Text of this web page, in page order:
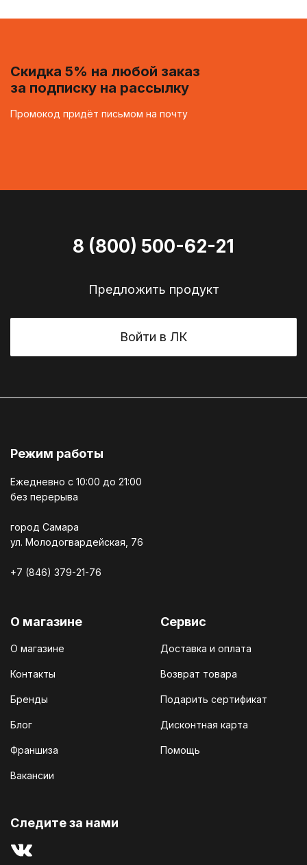
Скидка 5% на любой заказ
за подписку на рассылку
Промокод придёт письмом на почту
8 (800) 500-62-21
Предложить продукт
Войти в ЛК
Режим работы
Ежедневно c 10:00 до 21:00
без перерыва
город Самара
ул. Молодогвардейская, 76
+7 (846) 379-21-76
О магазине
О магазине
Контакты
Бренды
Блог
Франшиза
Вакансии
Сервис
Доставка и оплата
Возврат товара
Подарить сертификат
Дисконтная карта
Помощь
Cледите за нами